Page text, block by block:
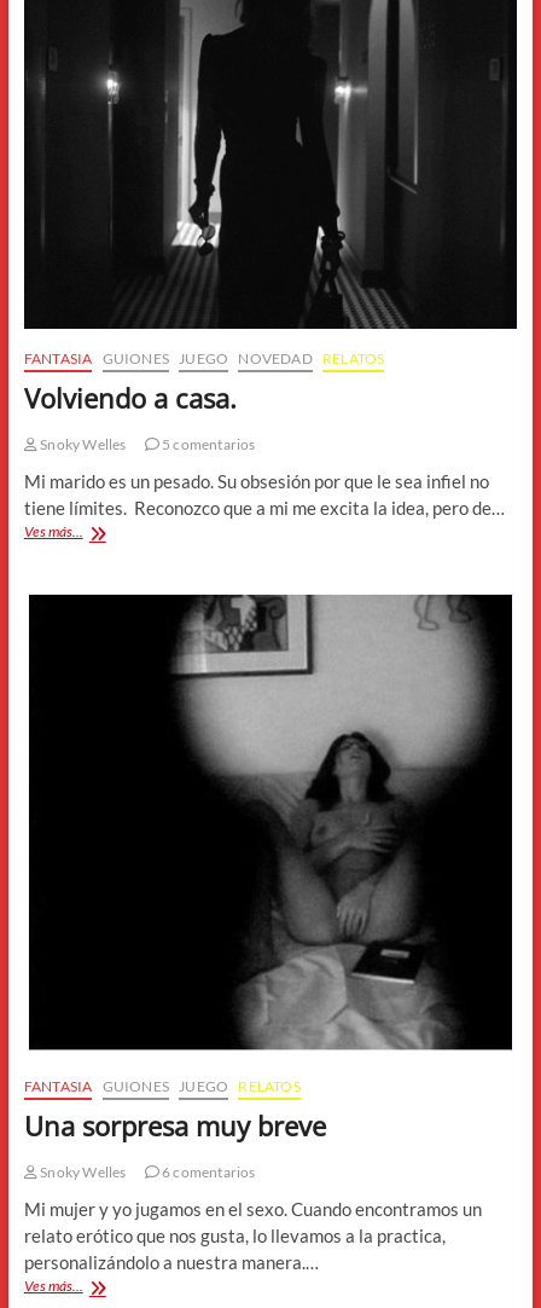
FANTASIA GUIONES JUEGO NOVEDAD RELATOS
Volviendo a casa.
Snoky Welles 5 comentarios
Mi marido es un pesado. Su obsesión por que le sea infiel no
tiene límites. Reconozco que a mi me excita la idea, pero de…
Ves más...
Volviendo
FANTASIA GUIONES JUEGO RELATOS
Una sorpresa muy breve
Snoky Welles 6 comentarios
Mi mujer y yo jugamos en el sexo. Cuando encontramos un
relato erótico que nos gusta, lo llevamos a la practica,
personalizándolo a nuestra manera.…
Ves más... Una